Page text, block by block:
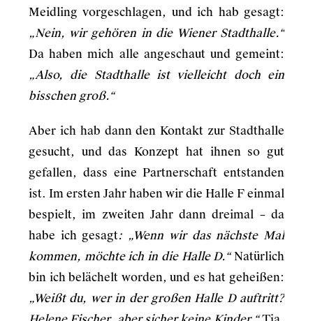
Meidling vorgeschlagen, und ich hab gesagt:
„Nein, wir gehören in die Wiener Stadthalle.“
Da haben mich alle angeschaut und gemeint:
„Also, die Stadthalle ist vielleicht doch ein
bisschen groß.“
Aber ich hab dann den Kontakt zur Stadthalle
gesucht, und das Konzept hat ihnen so gut
gefallen, dass eine Partnerschaft entstanden
ist. Im ersten Jahr haben wir die Halle F einmal
bespielt, im zweiten Jahr dann dreimal – da
habe ich gesagt: „Wenn wir das nächste Mal
kommen, möchte ich in die Halle D.“Natürlich
bin ich belächelt worden, und es hat geheißen:
„Weißt du, wer in der großen Halle D auftritt?